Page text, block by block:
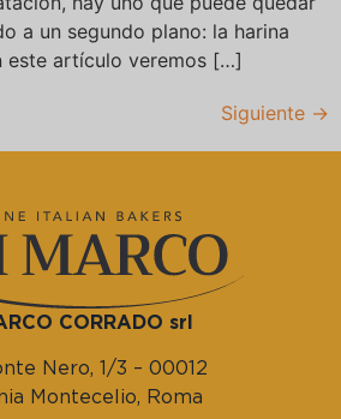
a un segundo plano: la harina
este artículo veremos […]
Siguiente →
CORRADO srl
Nero, 1/3 – 00012
Montecelio, Roma